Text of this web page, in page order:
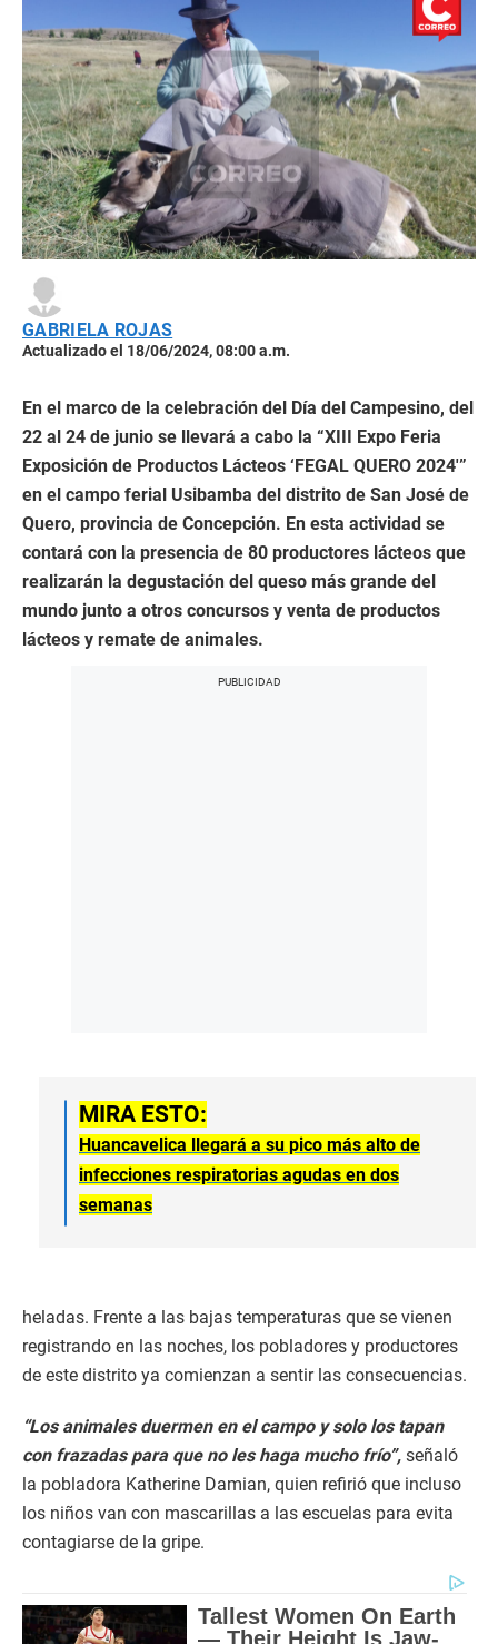
GABRIELA ROJAS
Actualizado el 18/06/2024, 08:00 a.m.
En el marco de la celebración del Día del Campesino, del
22 al 24 de junio se llevará a cabo la “XIII Expo Feria
Exposición de Productos Lácteos ‘FEGAL QUERO 2024′”
en el campo ferial Usibamba del distrito de San José de
Quero, provincia de Concepción. En esta actividad se
contará con la presencia de 80 productores lácteos que
realizarán la degustación del queso más grande del
mundo junto a otros concursos y venta de productos
lácteos y remate de animales.
MIRA ESTO:
Huancavelica llegará a su pico más alto de
infecciones respiratorias agudas en dos
semanas
heladas. Frente a las bajas temperaturas que se vienen
registrando en las noches, los pobladores y productores
de este distrito ya comienzan a sentir las consecuencias.
“Los animales duermen en el campo y solo los tapan
con frazadas para que no les haga mucho frío”, señaló
la pobladora Katherine Damian, quien refirió que incluso
los niños van con mascarillas a las escuelas para evita
contagiarse de la gripe.